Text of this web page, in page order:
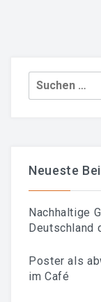
Suche
nach:
Neueste
Nachhaltige
Deutschland
Poster als
im Café